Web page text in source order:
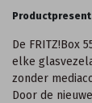
De FRITZ!Box
elke
zonder
Door de